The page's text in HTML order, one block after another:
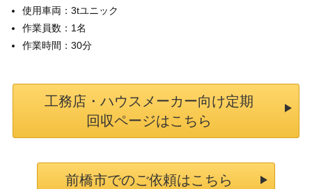
使用車両：3tユニック
作業員数：1名
作業時間：30分
工務店・ハウスメーカー向け定期
回収ページはこちら
前橋市でのご依頼はこちら